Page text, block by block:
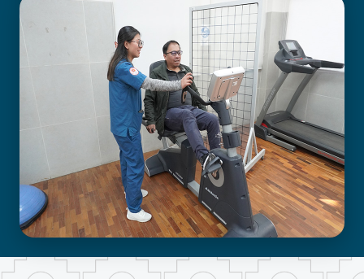
LABORATORIO CLÍNICO
FISIOTERAPIA Y KINESIOLOGÍA